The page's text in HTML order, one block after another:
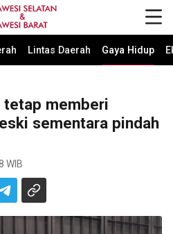
Lintas Daerah Gaya Hidup
tetap memberi
sementara pindah
WIB